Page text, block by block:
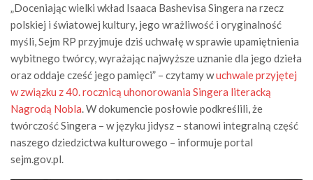
„Doceniając wielki wkład Isaaca Bashevisa Singera na rzecz
polskiej i światowej kultury, jego wrażliwość i oryginalność
myśli, Sejm RP przyjmuje dziś uchwałę w sprawie upamiętnienia
wybitnego twórcy, wyrażając najwyższe uznanie dla jego dzieła
oraz oddaje cześć jego pamięci” – czytamy wuchwale przyjętej
w związku z 40. rocznicą uhonorowania Singera literacką
Nagrodą Nobla. W dokumencie posłowie podkreślili, że
twórczość Singera – w języku jidysz – stanowi integralną część
naszego dziedzictwa kulturowego – informuje portal
sejm.gov.pl.